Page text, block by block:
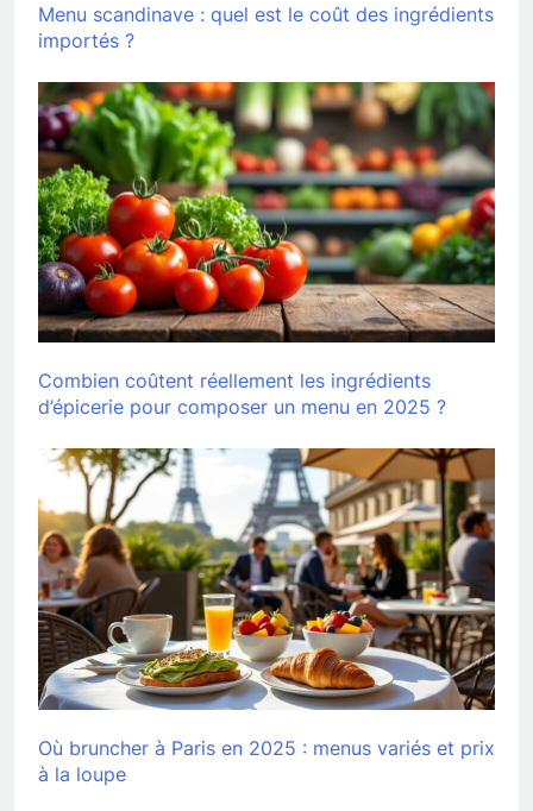
Menu scandinave : quel est le coût des ingrédients
importés ?
Combien coûtent réellement les ingrédients
d’épicerie pour composer un menu en 2025 ?
Où bruncher à Paris en 2025 : menus variés et prix
à la loupe